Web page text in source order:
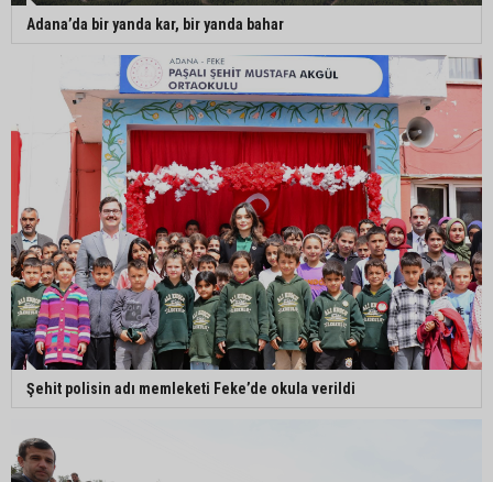
Adana’da bir yanda kar, bir yanda bahar
Şehit polisin adı memleketi Feke’de okula verildi